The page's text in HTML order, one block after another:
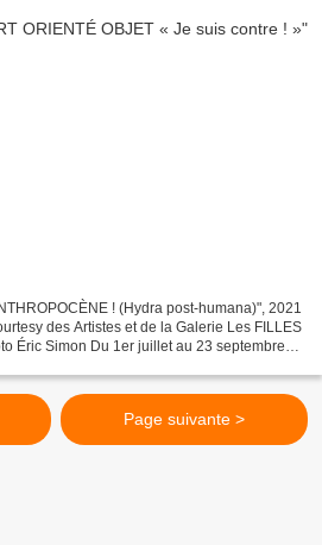
des Artistes et de la Galerie Les FILLES
Éric Simon Du 1er juillet au 23 septembre
Page suivante >